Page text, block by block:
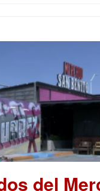
del